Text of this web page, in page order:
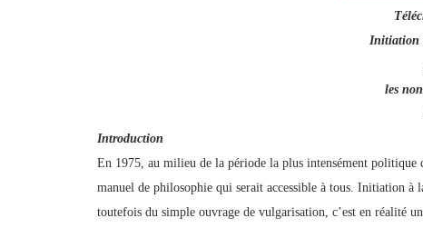
Initiation
les
Introduction
En 1975, au milieu de la période la plus intensément
manuel de philosophie qui serait accessible à tous. Initiation
toutefois du simple ouvrage de vulgarisation, c’est en réalité